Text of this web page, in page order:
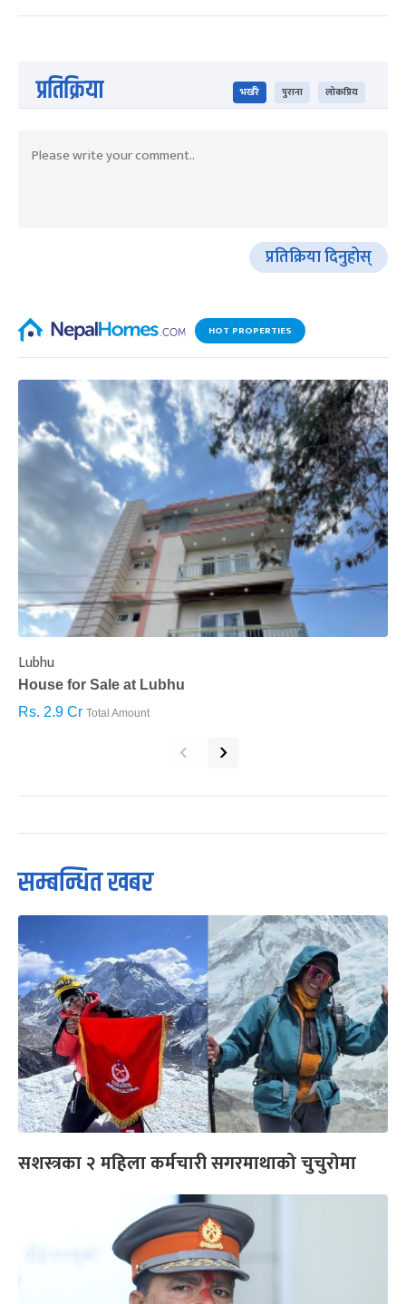
प्रतिक्रिया भर्खरै पुराना लोकप्रिय
प्रतिक्रिया दिनुहोस्
HOT PROPERTIES
Lubhu
House for Sale at Lubhu
Rs. 2.9 Cr Total Amount
‹ ›
सम्बन्धित खबर
सशस्त्रका २ महिला कर्मचारी सगरमाथाको चुचुरोमा